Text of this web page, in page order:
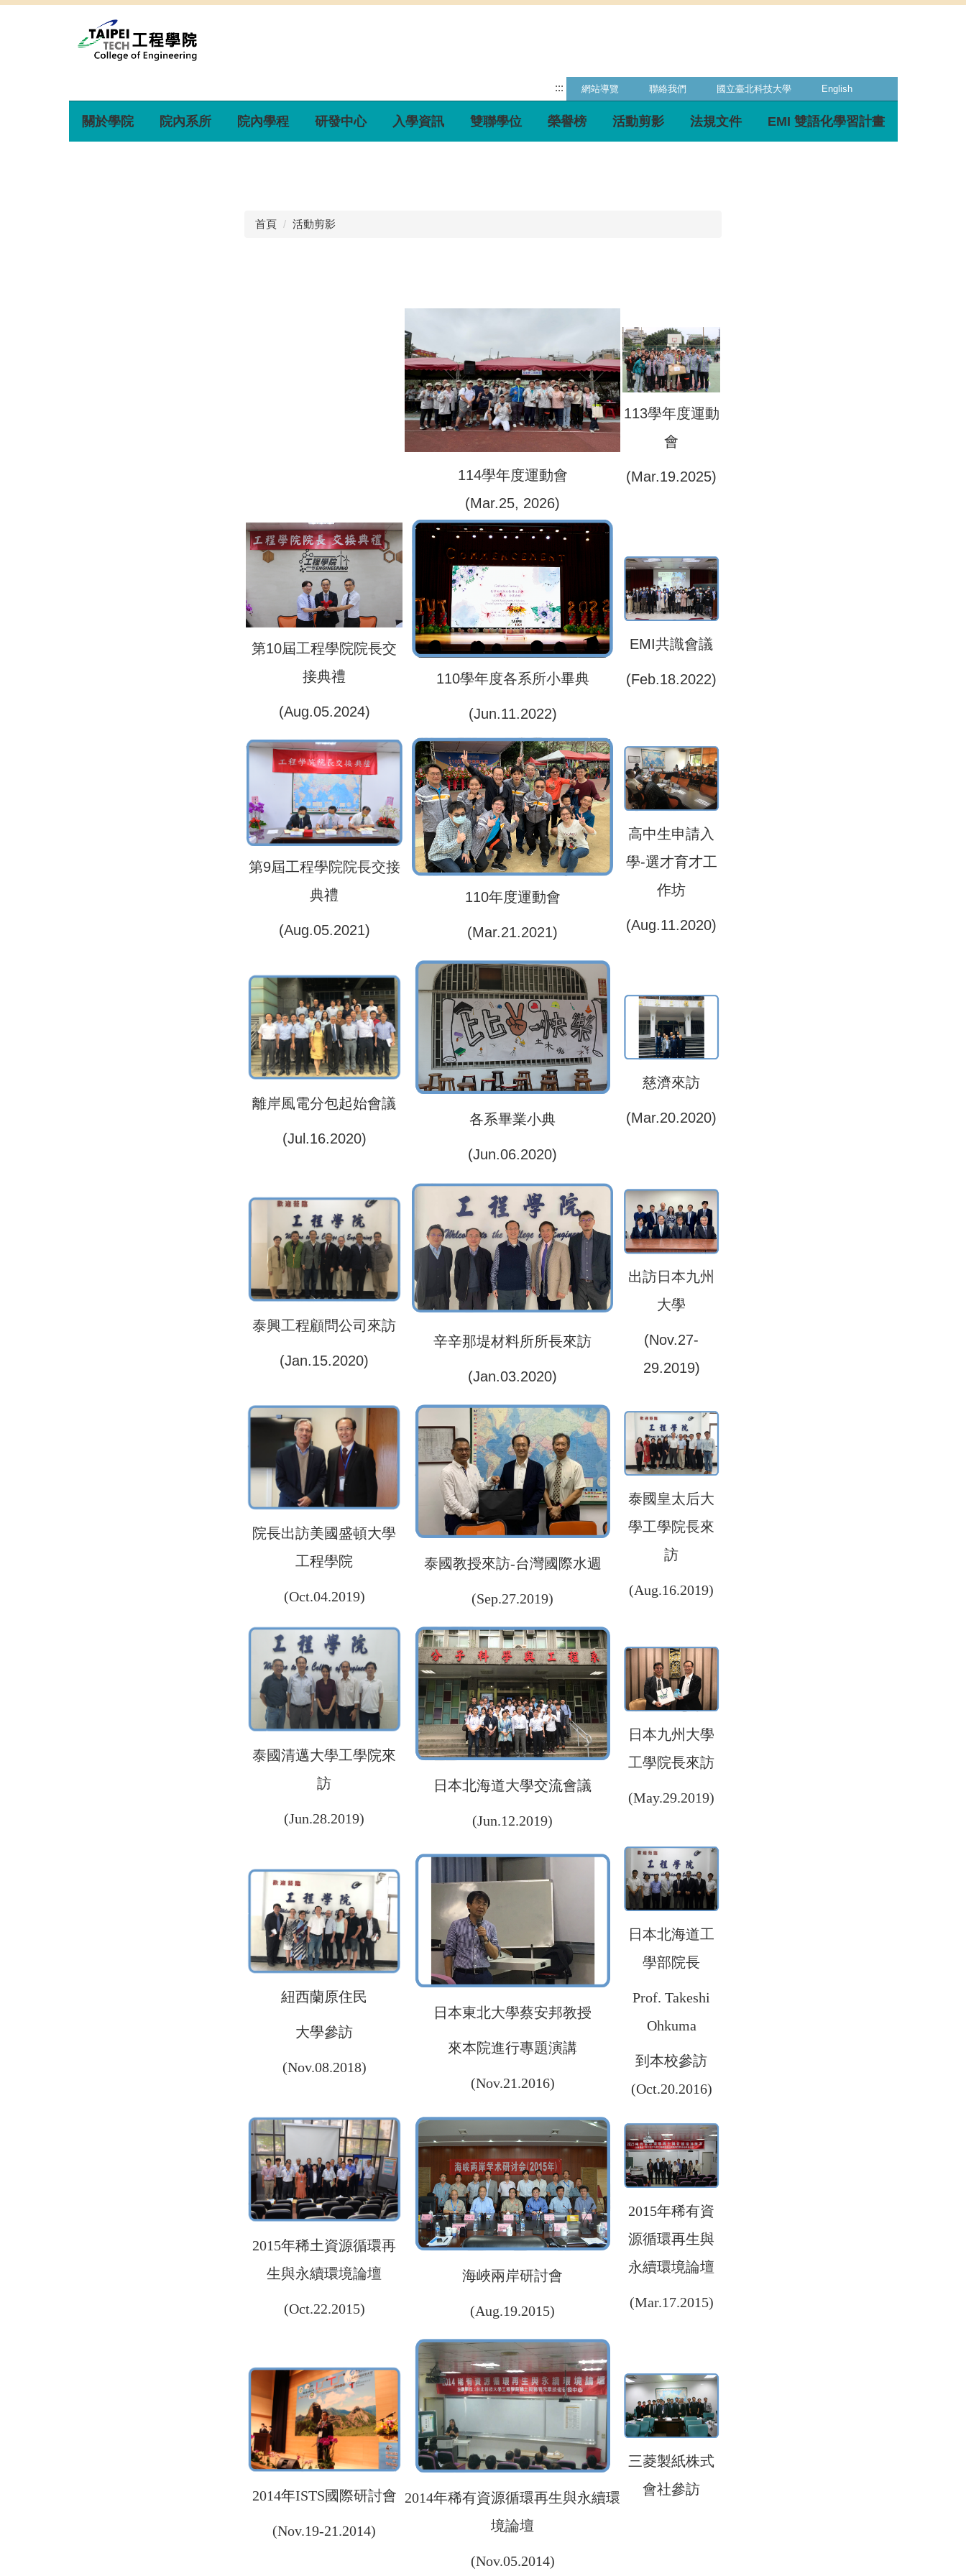
::: 網站導覽 聯絡我們 國立臺北科技大學 English
關於學院 院內系所 院內學程 研發中心 入學資訊 雙聯學位 榮譽榜 活動剪影 法規文件 EMI 雙語化學習計畫
首頁 活動剪影
114學年度運動會
(Mar.25, 2026)
113學年度運動
會
(Mar.19.2025)
第10屆工程學院院長交
接典禮
(Aug.05.2024)
110學年度各系所小畢典
(Jun.11.2022)
EMI共識會議
(Feb.18.2022)
第9屆工程學院院長交接
典禮
(Aug.05.2021)
110年度運動會
(Mar.21.2021)
高中生申請入
學-選才育才工
作坊
(Aug.11.2020)
離岸風電分包起始會議
(Jul.16.2020)
各系畢業小典
(Jun.06.2020)
慈濟來訪
(Mar.20.2020)
泰興工程顧問公司來訪
(Jan.15.2020)
辛辛那堤材料所所長來訪
(Jan.03.2020)
出訪日本九州
大學
(Nov.27-
29.2019)
院長出訪美國盛頓大學
工程學院
(Oct.04.2019)
泰國教授來訪-台灣國際水週
(Sep.27.2019)
泰國皇太后大
學工學院長來
訪
(Aug.16.2019)
泰國清邁大學工學院來
訪
(Jun.28.2019)
日本北海道大學交流會議
(Jun.12.2019)
日本九州大學
工學院長來訪
(May.29.2019)
紐西蘭原住民
大學參訪
(Nov.08.2018)
日本東北大學蔡安邦教授
來本院進行專題演講
(Nov.21.2016)
日本北海道工
學部院長
Prof. Takeshi
Ohkuma
到本校參訪
(Oct.20.2016)
2015年稀土資源循環再
生與永續環境論壇
(Oct.22.2015)
海峽兩岸研討會
(Aug.19.2015)
2015年稀有資
源循環再生與
永續環境論壇
(Mar.17.2015)
2014年ISTS國際研討會
(Nov.19-21.2014)
2014年稀有資源循環再生與永續環
境論壇
(Nov.05.2014)
三菱製紙株式
會社參訪